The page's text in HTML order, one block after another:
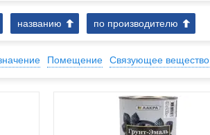
названию по производителю
Помещение Связующее вещество